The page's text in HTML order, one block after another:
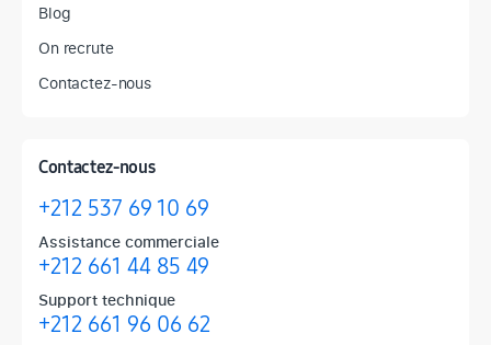
Blog
On recrute
Contactez-nous
Contactez-nous
+212 537 69 10 69
Assistance commerciale
+212 661 44 85 49
Support technique
+212 661 96 06 62